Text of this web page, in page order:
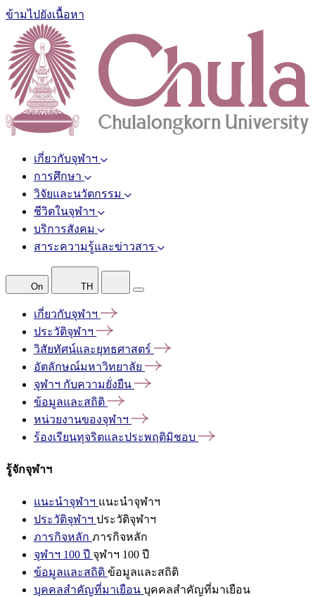
ข้ามไปยังเนื้อหา
เกี่ยวกับจุฬาฯ
การศึกษา
วิจัยและนวัตกรรม
ชีวิตในจุฬาฯ
บริการสังคม
สาระความรู้และข่าวสาร
On TH
เกี่ยวกับจุฬาฯ
ประวัติจุฬาฯ
วิสัยทัศน์และยุทธศาสตร์
อัตลักษณ์มหาวิทยาลัย
จุฬาฯ กับความยั่งยืน
ข้อมูลและสถิติ
หน่วยงานของจุฬาฯ
ร้องเรียนทุจริตและประพฤติมิชอบ
รู้จักจุฬาฯ
แนะนำจุฬาฯ แนะนำจุฬาฯ
ประวัติจุฬาฯ ประวัติจุฬาฯ
ภารกิจหลัก ภารกิจหลัก
จุฬาฯ 100 ปี จุฬาฯ 100 ปี
ข้อมูลและสถิติ ข้อมูลและสถิติ
บุคคลสำคัญที่มาเยือน บุคคลสำคัญที่มาเยือน